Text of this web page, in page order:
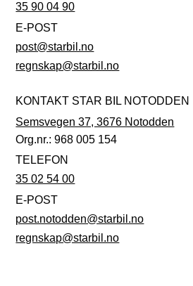
35 90 04 90
E-POST
post@starbil.no
regnskap@starbil.no
KONTAKT STAR BIL NOTODDEN
Semsvegen 37, 3676 Notodden
Org.nr.: 968 005 154
TELEFON
35 02 54 00
E-POST
post.notodden@starbil.no
regnskap@starbil.no